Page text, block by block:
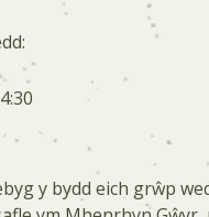
y bydd eich grŵp